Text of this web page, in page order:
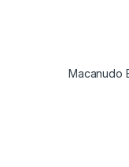
Macanudo